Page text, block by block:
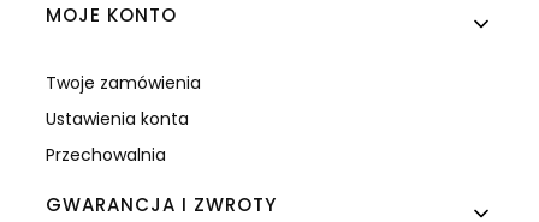
MOJE KONTO
Twoje zamówienia
Ustawienia konta
Przechowalnia
GWARANCJA I ZWROTY